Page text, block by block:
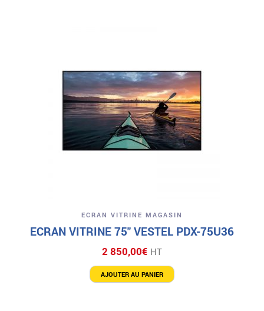
ECRAN VITRINE MAGASIN
ECRAN VITRINE 75″ VESTEL PDX-75U36
2 850,00€ HT
AJOUTER AU PANIER